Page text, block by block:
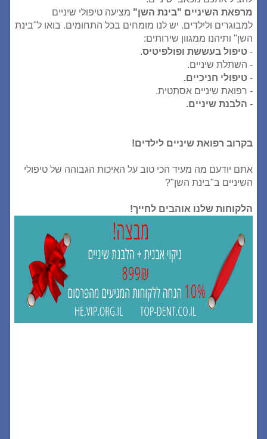
מרפאת השיניים "בינת השן" מציעה טיפולי שיניים
למבוגרים ולילדים. יש לנו מומחים בכל התחומים. בואו ל"בינת
השן" ותיהנו ממגוון שירותים:
- טיפול בעששת ופולפיטיס.
- השתלת שיניים.
- טיפולי חניכיים.
- רפואת שיניים אסתטית.
- הלבנת שיניים.
בקרוב רפואת שיניים לילדים!
אתם יודעם מה מעיד הכי טוב על האיכות הגבוהה של טיפולי
השיניים ב"בינת השן"?
הלקוחות שלנו אוהבים לחייך!